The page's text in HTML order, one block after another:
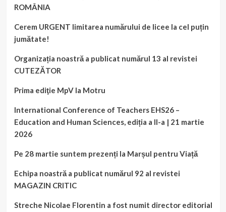
ROMÂNIA
Cerem URGENT limitarea numărului de licee la cel puțin
jumătate!
Organizația noastră a publicat numărul 13 al revistei
CUTEZĂTOR
Prima ediţie MpV la Motru
International Conference of Teachers EHS26 –
Education and Human Sciences, ediția a II-a | 21 martie
2026
Pe 28 martie suntem prezenți la Marșul pentru Viață
Echipa noastră a publicat numărul 92 al revistei
MAGAZIN CRITIC
Streche Nicolae Florentin a fost numit director editorial